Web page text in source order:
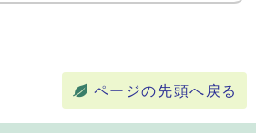
ページの先頭へ戻る